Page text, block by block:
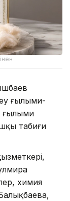
ғылыми-
ғылыми
табиғи
химия